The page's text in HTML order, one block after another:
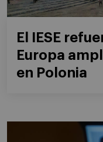
El IESE
Europa
en Polonia